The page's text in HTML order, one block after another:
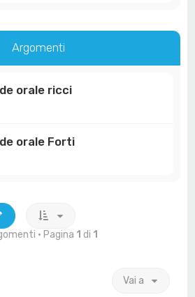
Argomenti
orale ricci
orale Forti
• Pagina 1 di 1
Vai a